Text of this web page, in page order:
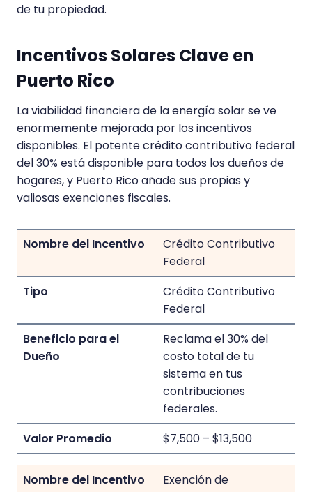
de tu propiedad.
Incentivos Solares Clave en
Puerto Rico
La viabilidad financiera de la energía solar se ve
enormemente mejorada por los incentivos
disponibles. El potente crédito contributivo federal
del 30% está disponible para todos los dueños de
hogares, y Puerto Rico añade sus propias y
valiosas exenciones fiscales.
Crédito Contributivo
Federal
Crédito Contributivo
Federal
Reclama el 30% del
costo total de tu
sistema en tus
contribuciones
federales.
$7,500 – $13,500
Exención de